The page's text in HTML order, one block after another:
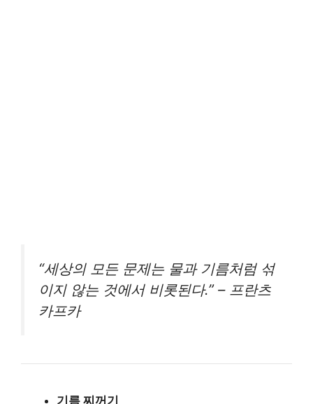
“세상의 모든 문제는 물과 기름처럼 섞
이지 않는 것에서 비롯된다.” – 프란츠
카프카
기름 찌꺼기